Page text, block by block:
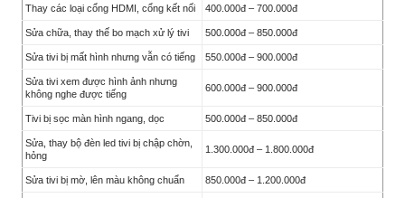
Thay các loại cổng HDMI, cổng kết nối 400.000đ – 700.000đ
Sửa chữa, thay thế bo mạch xử lý tivi 500.000đ – 850.000đ
Sửa tivi bị mất hình nhưng vẫn có tiếng 550.000đ – 900.000đ
Sửa tivi xem được hình ảnh nhưng
không nghe được tiếng
600.000đ – 900.000đ
Tivi bị sọc màn hình ngang, dọc 500.000đ – 850.000đ
Sửa, thay bộ đèn led tivi bị chập chờn,
hỏng
1.300.000đ – 1.800.000đ
Sửa tivi bị mờ, lên màu không chuẩn 850.000đ – 1.200.000đ